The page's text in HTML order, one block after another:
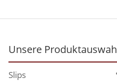
Unsere
Slips